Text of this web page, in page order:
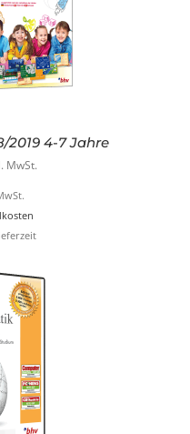
2019 4-7 Jahre
MwSt.